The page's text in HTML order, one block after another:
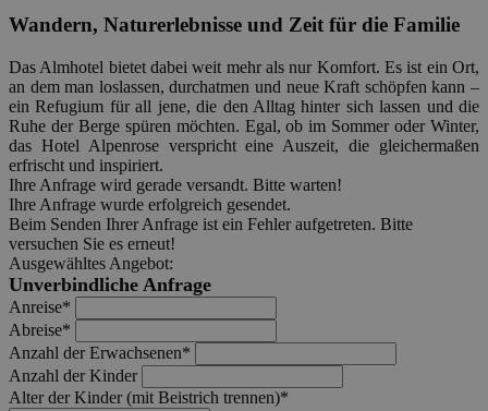
Wandern, Naturerlebnisse und Zeit für die Familie
Das Almhotel bietet dabei weit mehr als nur Komfort. Es ist ein Ort,
an dem man loslassen, durchatmen und neue Kraft schöpfen kann –
ein Refugium für all jene, die den Alltag hinter sich lassen und die
Ruhe der Berge spüren möchten. Egal, ob im Sommer oder Winter,
das Hotel Alpenrose verspricht eine Auszeit, die gleichermaßen
erfrischt und inspiriert.
Ihre Anfrage wird gerade versandt. Bitte warten!
Ihre Anfrage wurde erfolgreich gesendet.
Beim Senden Ihrer Anfrage ist ein Fehler aufgetreten. Bitte
versuchen Sie es erneut!
Ausgewähltes Angebot:
Unverbindliche Anfrage
Anreise*
Abreise*
Anzahl der Erwachsenen*
Anzahl der Kinder
Alter der Kinder (mit Beistrich trennen)*